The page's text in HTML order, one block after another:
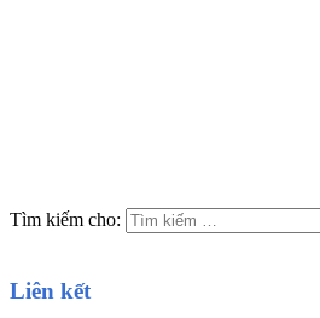
Tìm kiếm cho:
Liên kết